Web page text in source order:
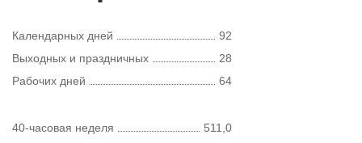
Календарных дней
92
Выходных и праздничных
28
Рабочих дней
64
40-часовая неделя
511,0